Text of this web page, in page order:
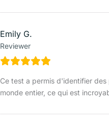
Emily G.
Reviewer
Ce test a permis d'identifier des
monde entier, ce qui est